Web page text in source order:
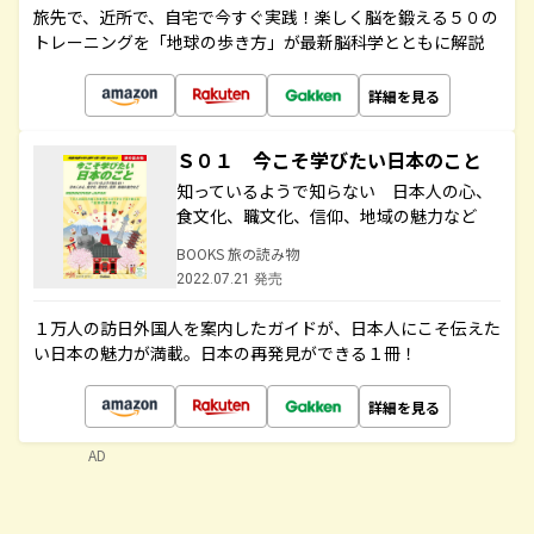
旅先で、近所で、自宅で今すぐ実践！楽しく脳を鍛える５０の
トレーニングを「地球の歩き方」が最新脳科学とともに解説
詳細を見る
Ｓ０１ 今こそ学びたい日本のこと
知っているようで知らない 日本人の心、
食文化、職文化、信仰、地域の魅力など
BOOKS 旅の読み物
2022.07.21 発売
１万人の訪日外国人を案内したガイドが、日本人にこそ伝えた
い日本の魅力が満載。日本の再発見ができる１冊！
詳細を見る
AD